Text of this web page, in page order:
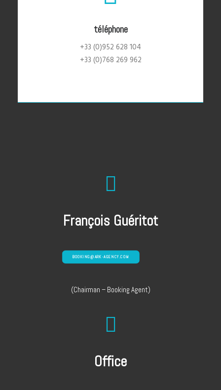
téléphone
+33 (0)952 628 104
+33 (0)768 269 962
François Guéritot
BOOKING@ARK-AGENCY.COM
(Chairman – Booking Agent)
Office